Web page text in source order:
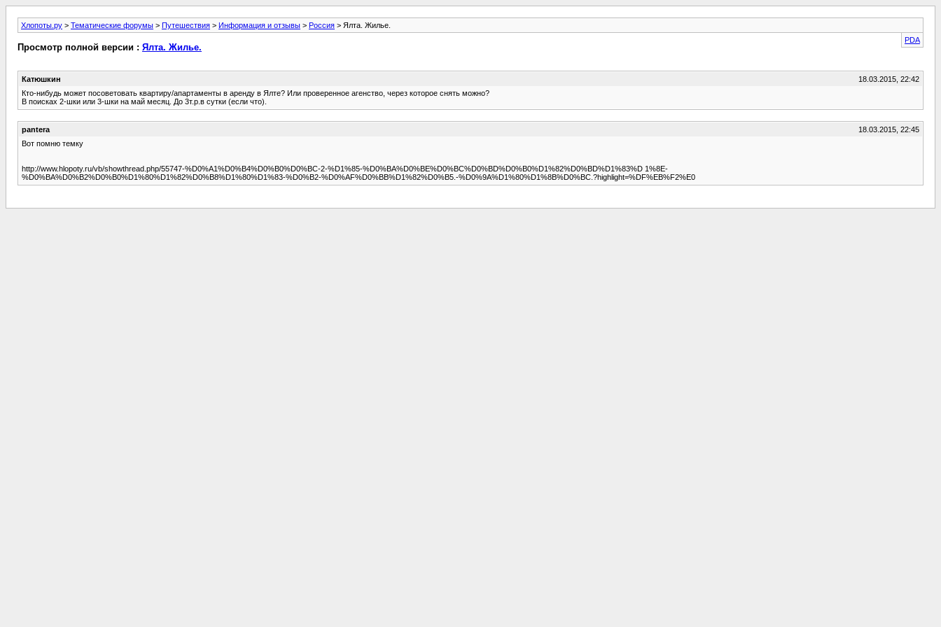
Хлопоты.ру > Тематические форумы > Путешествия > Информация и отзывы > Россия > Ялта. Жилье.
PDA
Просмотр полной версии : Ялта. Жилье.
Катюшкин
18.03.2015, 22:42
Кто-нибудь может посоветовать квартиру/апартаменты в аренду в Ялте? Или проверенное агенство, через которое снять можно?
В поисках 2-шки или 3-шки на май месяц. До 3т.р.в сутки (если что).
pantera
18.03.2015, 22:45
Вот помню темку
http://www.hlopoty.ru/vb/showthread.php/55747-%D0%A1%D0%B4%D0%B0%D0%BC-2-%D1%85-%D0%BA%D0%BE%D0%BC%D0%BD%D0%B0%D1%82%D0%BD%D1%83%D 1%8E-
%D0%BA%D0%B2%D0%B0%D1%80%D1%82%D0%B8%D1%80%D1%83-%D0%B2-%D0%AF%D0%BB%D1%82%D0%B5.-%D0%9A%D1%80%D1%8B%D0%BC.?highlight=%DF%EB%F2%E0